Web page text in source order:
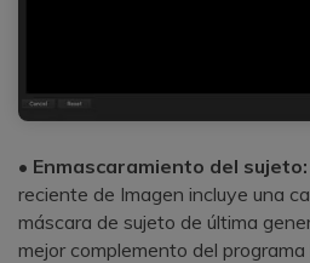
• Enmascaramiento del sujeto:
reciente de Imagen incluye una
máscara de sujeto de última
mejor complemento del